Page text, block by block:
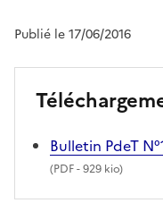
Publié le 17/06/2016
Bulletin PdeT
(PDF- 929 kio)